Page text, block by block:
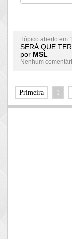
Tópico aberto em
SERÁ QUE
por MSL
Nenhum
Primeira 1